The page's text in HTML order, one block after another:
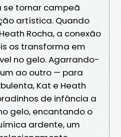
tornar campeã
artística. Quando
Rocha, a conexão
os transforma em
no gelo. Agarrando-
ao outro — para
Kat e Heath
de infância a
gelo, encantando o
ardente, um